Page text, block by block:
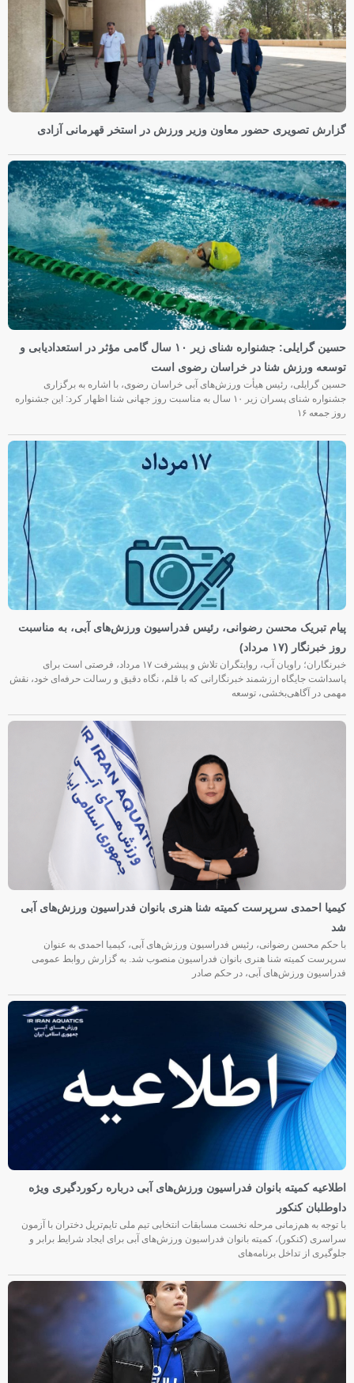
گزارش تصویری حضور معاون وزیر ورزش در استخر قهرمانی آزادی
حسین گرایلی: جشنواره شنای زیر ۱۰ سال گامی مؤثر در استعدادیابی و
توسعه ورزش شنا در خراسان رضوی است
حسین گرایلی، رئیس هیأت ورزش‌های آبی خراسان رضوی، با اشاره به برگزاری
جشنواره شنای پسران زیر ۱۰ سال به مناسبت روز جهانی شنا اظهار کرد: این جشنواره
روز جمعه‌ ۱۶
پیام تبریک محسن رضوانی، رئیس فدراسیون ورزش‌های آبی، به مناسبت
روز خبرنگار (۱۷ مرداد)
خبرنگاران؛ راویان آب، روایتگران تلاش و پیشرفت ۱۷ مرداد، فرصتی است برای
پاسداشت جایگاه ارزشمند خبرنگارانی که با قلم، نگاه دقیق و رسالت حرفه‌ای خود، نقش
مهمی در آگاهی‌بخشی، توسعه
کیمیا احمدی سرپرست کمیته شنا هنری بانوان فدراسیون ورزش‌های آبی
شد
با حکم محسن رضوانی، رئیس فدراسیون ورزش‌های آبی، کیمیا احمدی به عنوان
سرپرست کمیته شنا هنری بانوان فدراسیون منصوب شد. به گزارش روابط عمومی
فدراسیون ورزش‌های آبی، در حکم صادر
اطلاعیه کمیته بانوان فدراسیون ورزش‌های آبی درباره رکوردگیری ویژه
داوطلبان کنکور
با توجه به هم‌زمانی مرحله نخست مسابقات انتخابی تیم ملی تایم‌تریل دختران با آزمون
سراسری (کنکور)، کمیته بانوان فدراسیون ورزش‌های آبی برای ایجاد شرایط برابر و
جلوگیری از تداخل برنامه‌های